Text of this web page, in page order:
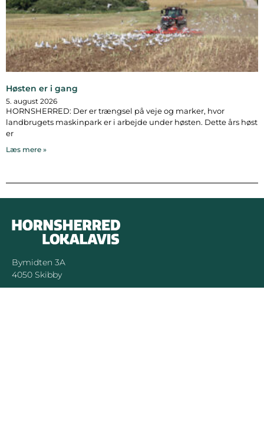
Høsten er i gang
5. august 2026
HORNSHERRED: Der er trængsel på veje og marker, hvor
landbrugets maskinpark er i arbejde under høsten. Dette års høst
er
Læs mere »
Bymidten 3A
4050 Skibby